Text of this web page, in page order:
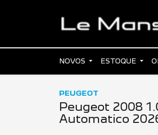
NOVOS ESTOQUE
PEUGEOT
Peugeot 2008
Automatico